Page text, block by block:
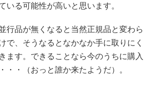
いる可能性が高いと思います。
行品が無くなると当然正規品と変わら
で、そうなるとなかなか手に取りにく
ます。できることなら今のうちに購入
・・（おっと誰か来たようだ）。